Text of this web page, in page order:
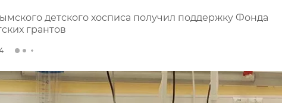
детского хосписа получил поддержку Фонда
грантов